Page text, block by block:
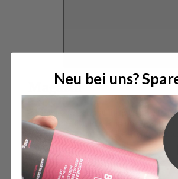
Magazin
Bleibe informiert mit unseren
Spannende Themen rund um gesunde
Körperpflege und aktuelle Trends
M. Reich gewinnt Deutschen
Neu bei uns?